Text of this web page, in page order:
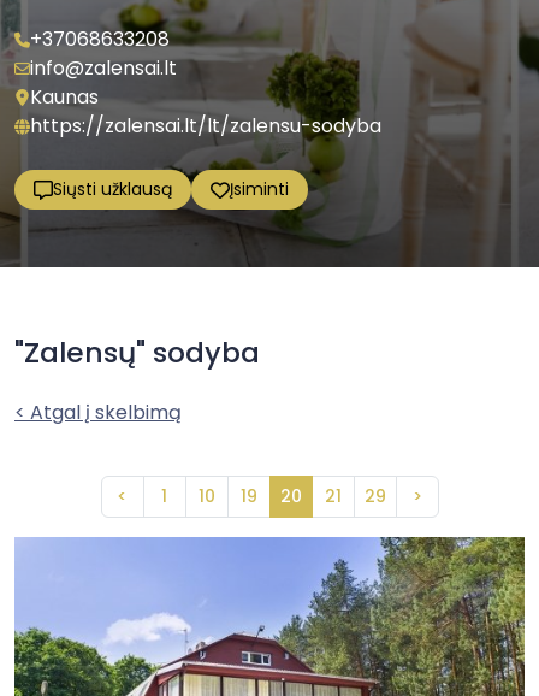
+37068633208
info@zalensai.lt
Kaunas
https://zalensai.lt/lt/zalensu-sodyba
Siųsti užklausą Įsiminti
"Zalensų" sodyba
< Atgal į skelbimą
< 1 10 19 20 21 29 >